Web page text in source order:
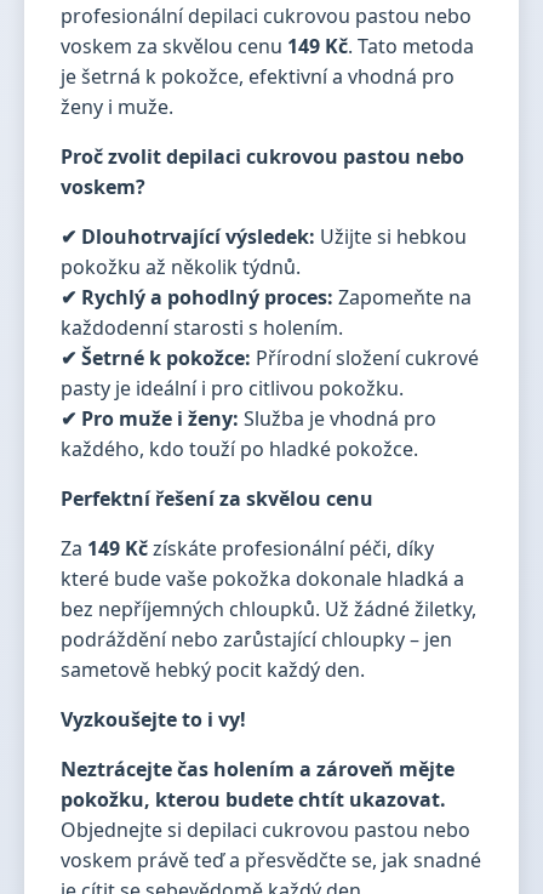
profesionální depilaci cukrovou pastou nebo
voskem za skvělou cenu 149 Kč. Tato metoda
je šetrná k pokožce, efektivní a vhodná pro
ženy i muže.
Proč zvolit depilaci cukrovou pastou nebo
voskem?
✔ Dlouhotrvající výsledek: Užijte si hebkou
pokožku až několik týdnů.
✔ Rychlý a pohodlný proces: Zapomeňte na
každodenní starosti s holením.
✔ Šetrné k pokožce: Přírodní složení cukrové
pasty je ideální i pro citlivou pokožku.
✔ Pro muže i ženy: Služba je vhodná pro
každého, kdo touží po hladké pokožce.
Perfektní řešení za skvělou cenu
Za 149 Kčzískáte profesionální péči, díky
které bude vaše pokožka dokonale hladká a
bez nepříjemných chloupků. Už žádné žiletky,
podráždění nebo zarůstající chloupky – jen
sametově hebký pocit každý den.
Vyzkoušejte to i vy!
Neztrácejte čas holením a zároveň mějte
pokožku, kterou budete chtít ukazovat.
Objednejte si depilaci cukrovou pastou nebo
voskem právě teď a přesvědčte se, jak snadné